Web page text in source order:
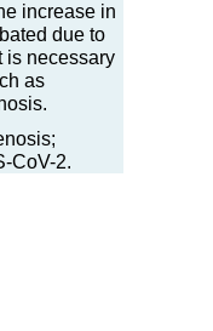
increase in
due to
is necessary
as
CoV-2.